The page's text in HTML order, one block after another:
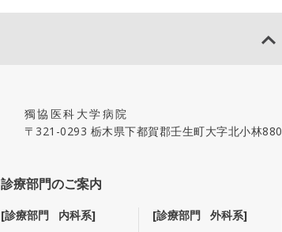
獨協医科大学病院
〒321-0293 栃木県下都賀郡壬生町大字北小林880
診療部門のご案内
[診療部門 内科系]
[診療部門 外科系]